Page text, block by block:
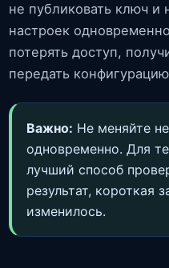
не публиковать ключ и
настроек
потерять доступ,
передать
Важно: Не меняйте
одновременно. Для
лучший способ
результат, короткая
изменилось.